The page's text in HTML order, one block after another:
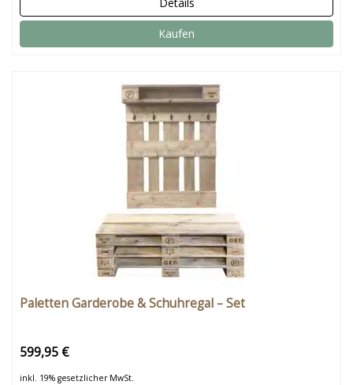
Kaufen
Paletten Garderobe & Schuhregal – Set
599,95 €
inkl. 19% gesetzlicher MwSt.